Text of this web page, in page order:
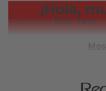
¡Hola,
Este es unRich Text